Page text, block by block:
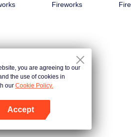
Fireworks
you are agreeing to our
the use of cookies in
our Cookie Policy.
Accept